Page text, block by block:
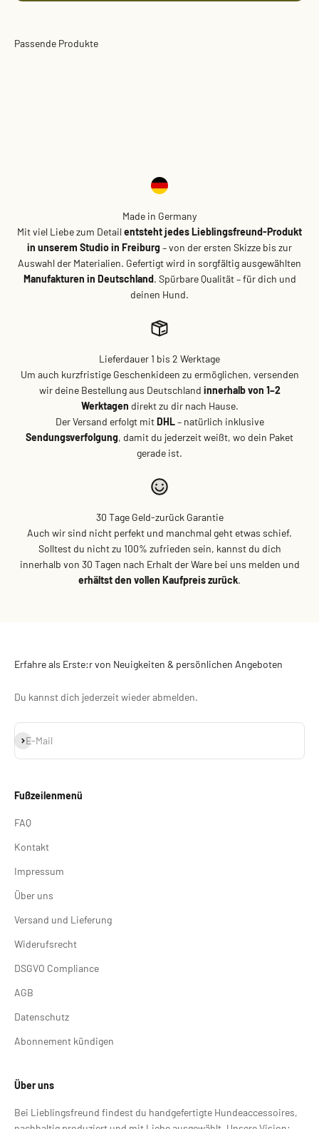
Made in Germany
Mit viel Liebe zum Detailentsteht jedes Lieblingsfreund-Produkt
in unserem Studio in Freiburg – von der ersten Skizze bis zur
Auswahl der Materialien. Gefertigt wird in sorgfältig ausgewählten
Manufakturen in Deutschland. Spürbare Qualität – für dich und
deinen Hund.
Lieferdauer 1 bis 2 Werktage
Um auch kurzfristige Geschenkideen zu ermöglichen, versenden
wir deine Bestellung aus Deutschland innerhalb von 1–2
Werktagen direkt zu dir nach Hause.
Der Versand erfolgt mitDHL– natürlich inklusive
Sendungsverfolgung, damit du jederzeit weißt, wo dein Paket
gerade ist.
30 Tage Geld-zurück Garantie
Auch wir sind nicht perfekt und manchmal geht etwas schief.
Solltest du nicht zu 100% zufrieden sein, kannst du dich
innerhalb von 30 Tagen nach Erhalt der Ware bei uns melden und
erhältst den vollen Kaufpreis zurück.
Erfahre als Erste:r von Neuigkeiten & persönlichen Angeboten
Du kannst dich jederzeit wieder abmelden.
E-Mail
Abonnieren
Fußzeilenmenü
FAQ
Kontakt
Impressum
Über uns
Versand und Lieferung
Widerufsrecht
DSGVO Compliance
AGB
Datenschutz
Abonnement kündigen
Über uns
Bei Lieblingsfreund findest du handgefertigte Hundeaccessoires,